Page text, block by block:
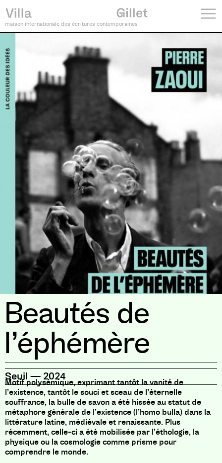
maison internationale des écritures contemporaines
Beautés de
l’éphémère
Seuil — 2024
Motif polysémique, exprimant tantôt la vanité de
l’existence, tantôt le souci et sceau de l’éternelle
souffrance, la bulle de savon a été hissée au statut de
métaphore générale de l’existence (l’homo bulla) dans la
littérature latine, médiévale et renaissante. Plus
récemment, celle-ci a été mobilisée par l’éthologie, la
physique ou la cosmologie comme prisme pour
comprendre le monde.